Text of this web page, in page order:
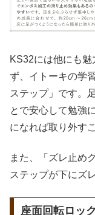
KS32には他にも
ず、イトーキの学
ステップ」です。
とで安心して勉強
になれば取り外す
また、「ズレ止め
ステップが下にズ
座面回転ロッ